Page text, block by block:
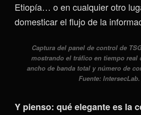
Etiopía… o en cualquier otro
domesticar el flujo de la
Captura del panel de control de
mostrando el tráfico en tiempo real
ancho de banda total y número de
Fuente: IntersecLab.
Y pienso: qué elegante es la